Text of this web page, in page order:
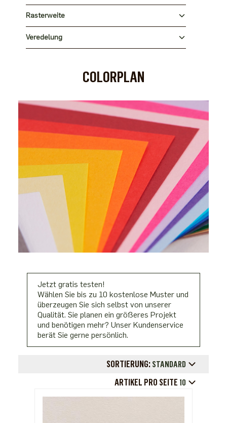
Rasterweite
Veredelung
COLORPLAN
Jetzt gratis testen!
Wählen Sie bis zu 10 kostenlose Muster und
überzeugen Sie sich selbst von unserer
Qualität. Sie planen ein größeres Projekt
und benötigen mehr? Unser Kundenservice
berät Sie gerne persönlich.
SORTIERUNG: STANDARD
ARTIKEL PRO SEITE 10